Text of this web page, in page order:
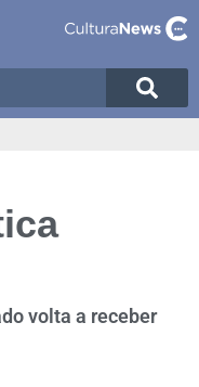
volta a receber